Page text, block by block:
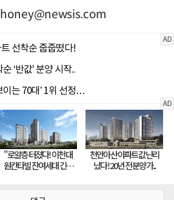
honey@newsis.com